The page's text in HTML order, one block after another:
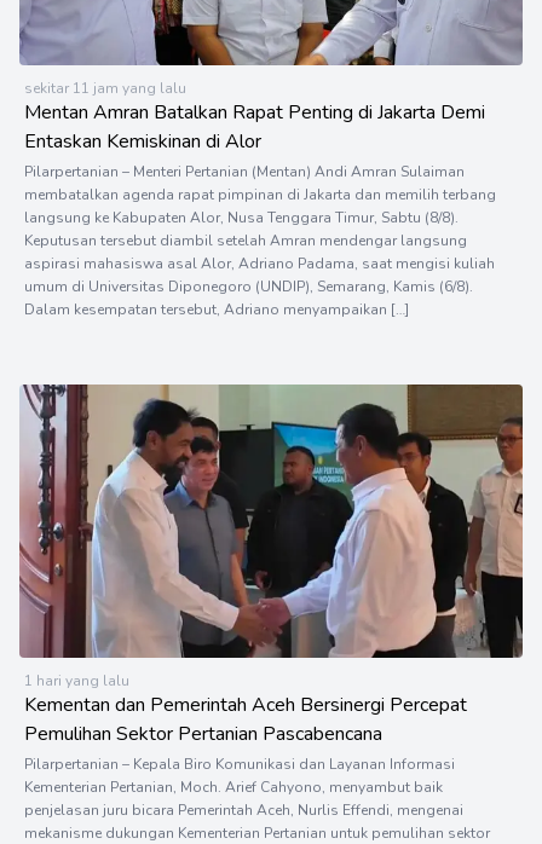
sekitar 11 jam yang lalu
Mentan Amran Batalkan Rapat Penting di Jakarta Demi
Entaskan Kemiskinan di Alor
Pilarpertanian – Menteri Pertanian (Mentan) Andi Amran Sulaiman
membatalkan agenda rapat pimpinan di Jakarta dan memilih terbang
langsung ke Kabupaten Alor, Nusa Tenggara Timur, Sabtu (8/8).
Keputusan tersebut diambil setelah Amran mendengar langsung
aspirasi mahasiswa asal Alor, Adriano Padama, saat mengisi kuliah
umum di Universitas Diponegoro (UNDIP), Semarang, Kamis (6/8).
Dalam kesempatan tersebut, Adriano menyampaikan […]
1 hari yang lalu
Kementan dan Pemerintah Aceh Bersinergi Percepat
Pemulihan Sektor Pertanian Pascabencana
Pilarpertanian – Kepala Biro Komunikasi dan Layanan Informasi
Kementerian Pertanian, Moch. Arief Cahyono, menyambut baik
penjelasan juru bicara Pemerintah Aceh, Nurlis Effendi, mengenai
mekanisme dukungan Kementerian Pertanian untuk pemulihan sektor